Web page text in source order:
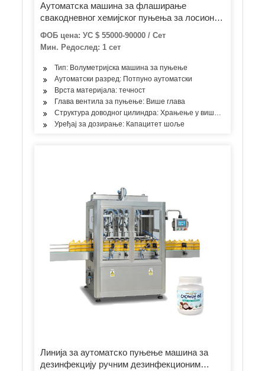
Аутоматска машина за флаширање
свакодневног хемијског пуњења за лосион
за крему / шампон / гел за туширање /
детерџент / течност за прање / средство за
дезинфекцију руку / дезинфицијенс /
алкохолни течни сапун
ФОБ цена: УС $ 55000-90000 / Сет
Мин. Редослед: 1 сет
Тип: Волуметријска машина за пуњење
Аутоматски разред: Потпуно аутоматски
Врста материјала: течност
Глава вентила за пуњење: Више глава
Структура доводног цилиндра: Храњење у више просторија
Уређај за дозирање: Капацитет шоље
Линија за аутоматско пуњење машина за
дезинфекцију ручним дезинфекционим